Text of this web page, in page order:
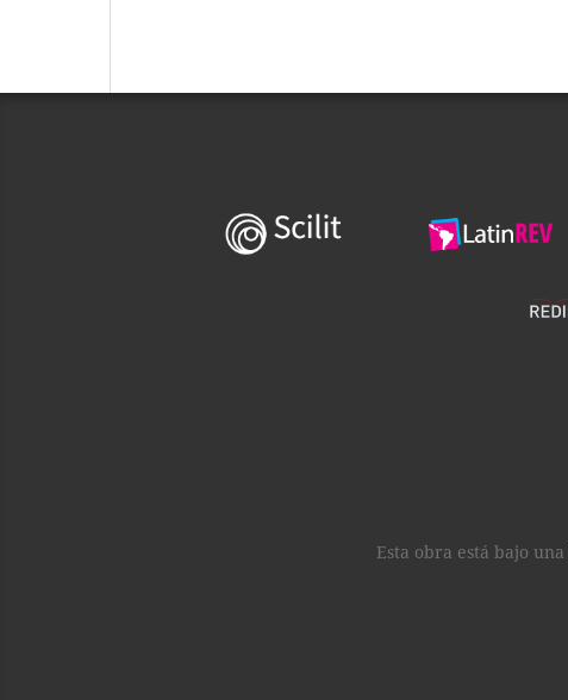
Esta obra está bajo una